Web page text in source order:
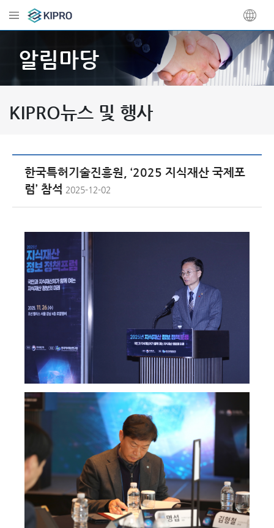
알림마당
KIPRO뉴스 및 행사
한국특허기술진흥원, ‘2025 지식재산 국제포
럼’ 참석 2025-12-02